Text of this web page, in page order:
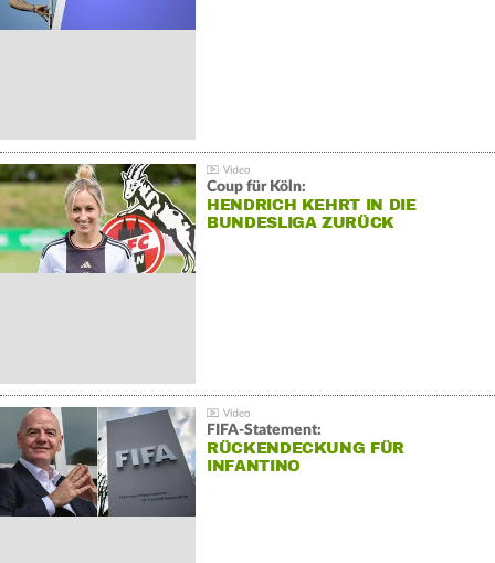
Coup für Köln:
HENDRICH KEHRT IN DIE
BUNDESLIGA ZURÜCK
FIFA-Statement:
RÜCKENDECKUNG FÜR
INFANTINO